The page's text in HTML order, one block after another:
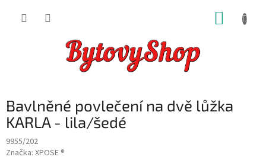
Bavlněné povlečení na dvě lůžka
KARLA - lila/šedé
9955/202
Značka: XPOSE ®